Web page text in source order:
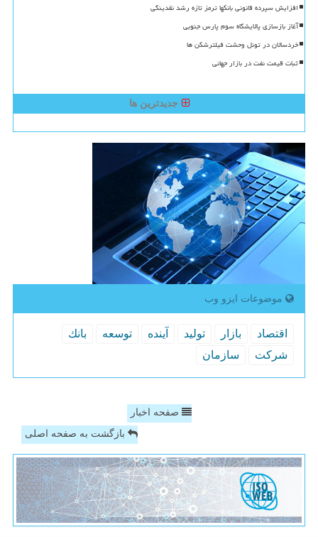
افزایش سپرده قانونی بانکها ترمز تازه رشد نقدینگی
آغاز بازسازی پالایشگاه سوم پارس جنوبی
خردسالان در تونل وحشت فیلترشکن ها
ثبات قیمت نفت در بازار جهانی
جدیدترین ها
موضوعات ایزو وب
اقتصاد بازار تولید آینده توسعه
بانك
شركت
سازمان
صفحه اخبار
بازگشت به صفحه اصلی